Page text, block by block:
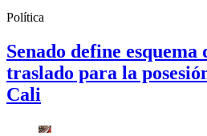
Política
Senado define esquema
traslado para la
Cali